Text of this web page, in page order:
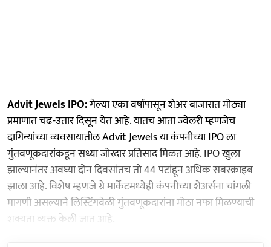
Advit Jewels IPO:गेल्या एका वर्षापासून शेअर बाजारात मोठ्या
प्रमाणात चढ-उतार दिसून येत आहे. यातच आता ज्वेलरी म्हणजेच
दागिन्यांच्या व्यवसायातील Advit Jewels या कंपनीच्या IPO ला
गुंतवणूकदारांकडून सध्या जोरदार प्रतिसाद मिळत आहे. IPO खुला
झाल्यानंतर अवघ्या दोन दिवसांतच तो 44 पटांहून अधिक सबस्क्राइब
झाला आहे. विशेष म्हणजे ग्रे मार्केटमध्येही कंपनीच्या शेअर्सना चांगली
मागणी असल्याने लिस्टिंगवेळी गुंतवणूकदारांना मोठा नफा मिळण्याची
शक्यता व्यक्त केली जात आहे.